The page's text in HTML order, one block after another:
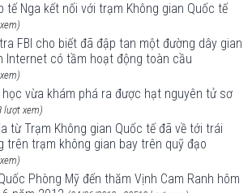
tế Nga kết nối với trạm Không gian Quốc tế
FBI cho biết đã đập tan một đường dây gian
Internet có tầm hoạt động toàn cầu
vừa khám phá ra được hạt nguyên tử sơ
lượt xem)
từ Trạm Không gian Quốc tế đã về tới trái
trên trạm không gian bay trên quỹ đạo
Phòng Mỹ đến thăm Vịnh Cam Ranh hôm